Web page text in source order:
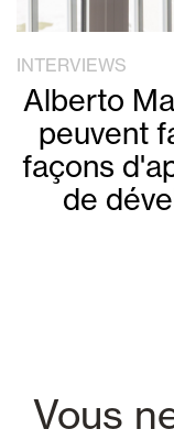
INTERVIEWS
Alberto
peuvent
façons
de
Vous